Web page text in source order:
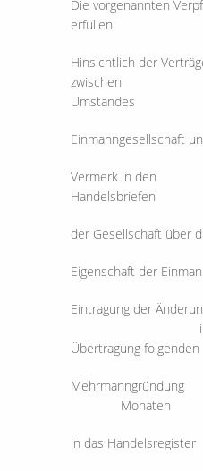
Die vorgenannten
erfüllen:
Hinsichtlich der
zwischen mit
Umstandes
Einmanngesellschaft
Vermerk in den
der Gesellschaft über
Eigenschaft der
Eintragung der
in den 6
Übertragung folgenden
Monaten
in das Handelsregister